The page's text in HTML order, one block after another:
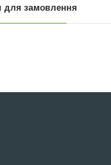
для замовлення